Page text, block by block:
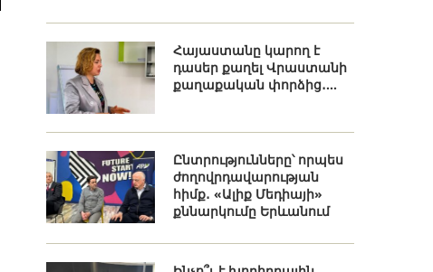
Հայաստանը կարող է
դասեր քաղել Վրաստանի
քաղաքական փորձից․...
Ընտրությունները՝ որպես
ժողովրդավարության
հիմք․ «Ալիք Մեդիայի»
քննարկումը Երևանում